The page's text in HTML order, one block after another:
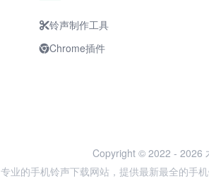
铃声制作工具
Chrome插件
Copyright © 2022 - 2026
专业的手机铃声下载网站，提供最新最全的手